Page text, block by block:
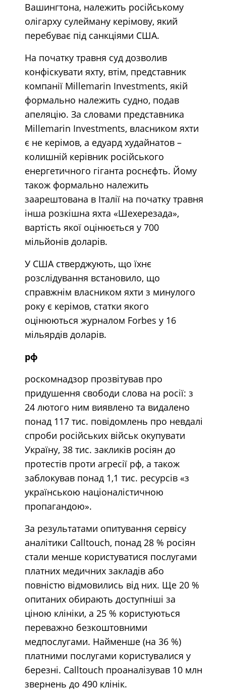
Вашингтона, належить російському
олігарху сулейману керімову, який
перебуває під санкціями США.
На початку травня суд дозволив
конфіскувати яхту, втім, представник
компанії Millemarin Investments, якій
формально належить судно, подав
апеляцію. За словами представника
Millemarin Investments, власником яхти
є не керімов, а едуард худайнатов –
колишній керівник російського
енергетичного гіганта роснєфть. Йому
також формально належить
заарештована в Італії на початку травня
інша розкішна яхта «Шехерезада»,
вартість якої оцінюється у 700
мільйонів доларів.
У США стверджують, що їхнє
розслідування встановило, що
справжнім власником яхти з минулого
року є керімов, статки якого
оцінюються журналом Forbes у 16
мільярдів доларів.
рф
роскомнадзор прозвітував про
придушення свободи слова на росії: з
24 лютого ним виявлено та видалено
понад 117 тис. повідомлень про невдалі
спроби російських військ окупувати
Україну, 38 тис. закликів росіян до
протестів проти агресії рф, а також
заблокував понад 1,1 тис. ресурсів «з
українською націоналістичною
пропагандою».
За результатами опитування сервісу
аналітики Calltouch, понад 28 % росіян
стали менше користуватися послугами
платних медичних закладів або
повністю відмовились від них. Ще 20 %
опитаних обирають доступніші за
ціною клініки, а 25 % користуються
переважно безкоштовними
медпослугами. Найменше (на 36 %)
платними послугами користувалися у
березні. Calltouch проаналізував 10 млн
звернень до 490 клінік.